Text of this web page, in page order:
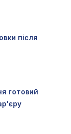
після
готовий